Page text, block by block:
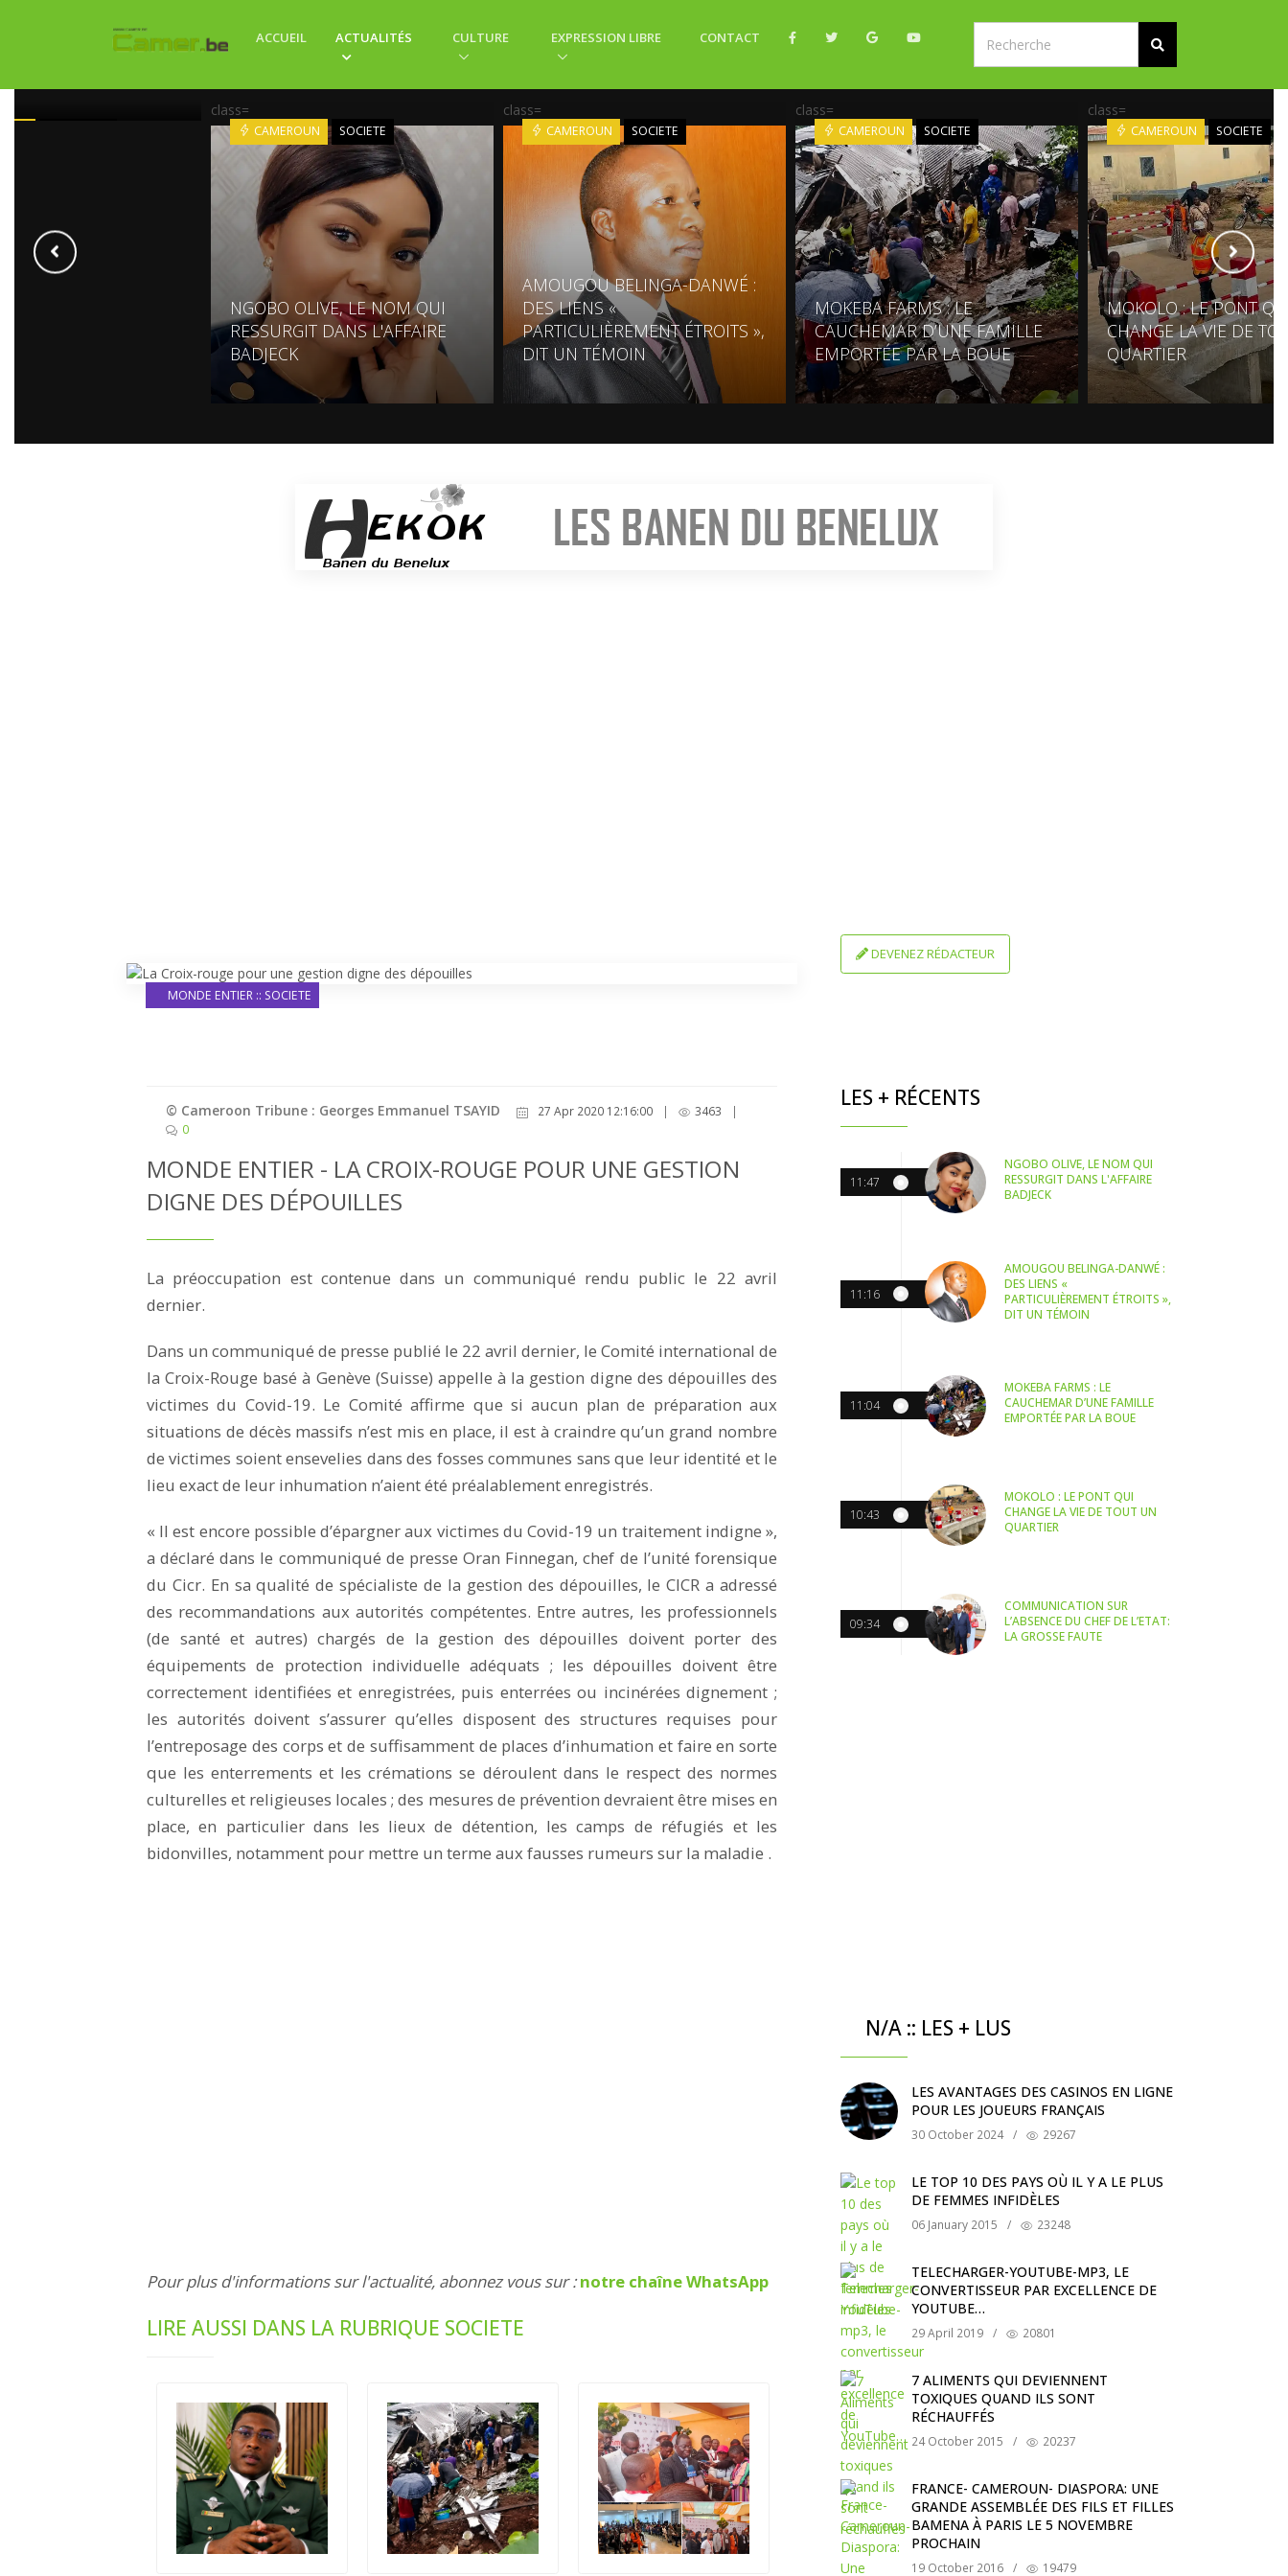
ACCUEIL ACTUALITÉS CULTURE EXPRESSION LIBRE CONTACT
: LA ROUTE QUI
class=
CAMEROUN SOCIETE
NGOBO OLIVE, LE NOM QUI
RESSURGIT DANS L'AFFAIRE
BADJECK
class=
CAMEROUN SOCIETE
AMOUGOU BELINGA-DANWÉ :
DES LIENS «
PARTICULIÈREMENT ÉTROITS »,
DIT UN TÉMOIN
class=
CAMEROUN SOCIETE
MOKEBA FARMS : LE
CAUCHEMAR D’UNE FAMILLE
EMPORTÉE PAR LA BOUE
class=
CAMEROUN SOCIETE
MOKOLO : LE PONT
CHANGE LA VIE DE
QUARTIER
MONDE ENTIER :: SOCIETE
© Cameroon Tribune : Georges Emmanuel TSAYID 27 Apr 2020 12:16:00 | 3463
|
0
MONDE ENTIER - LA CROIX-ROUGE POUR UNE GESTION
DIGNE DES DÉPOUILLES
La préoccupation est contenue dans un communiqué rendu public le 22 avril
dernier.
Dans un communiqué de presse publié le 22 avril dernier, le Comité international de
la Croix-Rouge basé à Genève (Suisse) appelle à la gestion digne des dépouilles des
victimes du Covid-19. Le Comité affirme que si aucun plan de préparation aux
situations de décès massifs n’est mis en place, il est à craindre qu’un grand nombre
de victimes soient ensevelies dans des fosses communes sans que leur identité et le
lieu exact de leur inhumation n’aient été préalablement enregistrés.
« Il est encore possible d’épargner aux victimes du Covid-19 un traitement indigne »,
a déclaré dans le communiqué de presse Oran Finnegan, chef de l’unité forensique
du Cicr. En sa qualité de spécialiste de la gestion des dépouilles, le CICR a adressé
des recommandations aux autorités compétentes. Entre autres, les professionnels
(de santé et autres) chargés de la gestion des dépouilles doivent porter des
équipements de protection individuelle adéquats ; les dépouilles doivent être
correctement identifiées et enregistrées, puis enterrées ou incinérées dignement ;
les autorités doivent s’assurer qu’elles disposent des structures requises pour
l’entreposage des corps et de suffisamment de places d’inhumation et faire en sorte
que les enterrements et les crémations se déroulent dans le respect des normes
culturelles et religieuses locales ; des mesures de prévention devraient être mises en
place, en particulier dans les lieux de détention, les camps de réfugiés et les
bidonvilles, notamment pour mettre un terme aux fausses rumeurs sur la maladie .
Pour plus d'informations sur l'actualité, abonnez vous sur :notre chaîne WhatsApp
LIRE AUSSI DANS LA RUBRIQUE SOCIETE
DEVENEZ RÉDACTEUR
LES + RÉCENTS
11:47
NGOBO OLIVE, LE NOM QUI
RESSURGIT DANS L'AFFAIRE
BADJECK
11:16
AMOUGOU BELINGA-DANWÉ :
DES LIENS «
PARTICULIÈREMENT ÉTROITS »,
DIT UN TÉMOIN
11:04
MOKEBA FARMS : LE
CAUCHEMAR D’UNE FAMILLE
EMPORTÉE PAR LA BOUE
10:43
MOKOLO : LE PONT QUI
CHANGE LA VIE DE TOUT UN
QUARTIER
09:34
COMMUNICATION SUR
L’ABSENCE DU CHEF DE L’ETAT:
LA GROSSE FAUTE
N/A :: LES + LUS
LES AVANTAGES DES CASINOS EN LIGNE
POUR LES JOUEURS FRANÇAIS
30 October 2024 / 29267
LE TOP 10 DES PAYS OÙ IL Y A LE PLUS
DE FEMMES INFIDÈLES
06 January 2015 / 23248
TELECHARGER-YOUTUBE-MP3, LE
CONVERTISSEUR PAR EXCELLENCE DE
YOUTUBE…
29 April 2019 / 20801
7 ALIMENTS QUI DEVIENNENT
TOXIQUES QUAND ILS SONT
RÉCHAUFFÉS
24 October 2015 / 20237
FRANCE- CAMEROUN- DIASPORA: UNE
GRANDE ASSEMBLÉE DES FILS ET FILLES
BAMENA À PARIS LE 5 NOVEMBRE
PROCHAIN
19 October 2016 / 19479